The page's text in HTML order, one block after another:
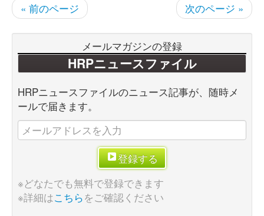
« 前のページ 次のページ »
メールマガジンの登録
HRPニュースファイル
HRPニュースファイルのニュース記事が、随時メ
ールで届きます。
登録する
※どなたでも無料で登録できます
※詳細はこちらをご確認ください